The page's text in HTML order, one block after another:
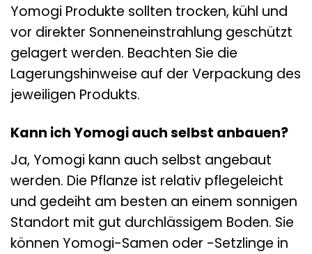
Yomogi Produkte sollten trocken, kühl und
vor direkter Sonneneinstrahlung geschützt
gelagert werden. Beachten Sie die
Lagerungshinweise auf der Verpackung des
jeweiligen Produkts.
Kann ich Yomogi auch selbst anbauen?
Ja, Yomogi kann auch selbst angebaut
werden. Die Pflanze ist relativ pflegeleicht
und gedeiht am besten an einem sonnigen
Standort mit gut durchlässigem Boden. Sie
können Yomogi-Samen oder -Setzlinge in